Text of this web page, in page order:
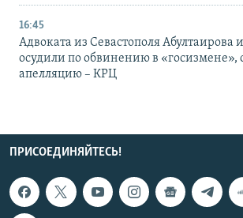
16:45
Адвоката из Севастополя Абултаирова и
осудили по обвинению в «госизмене»,
апелляцию – КРЦ
ПРИСОЕДИНЯЙТЕСЬ!